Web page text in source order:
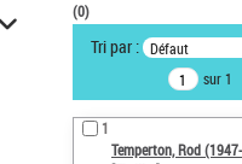
VOTRE RECHERCHE
Recherche avancée
notices d’autorité
Œuvres liées à l'auteur :
Temperton, Rod
(0)
Tri par : Défaut
sur 1
1
Temperton, Rod